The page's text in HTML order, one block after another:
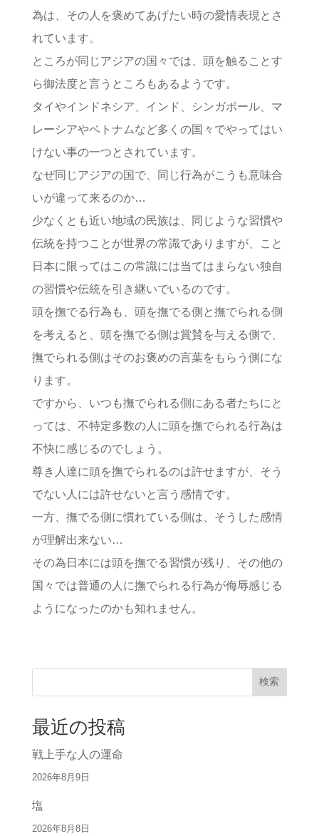
為は、その人を褒めてあげたい時の愛情表現とさ
れています。
ところが同じアジアの国々では、頭を触ることす
ら御法度と言うところもあるようです。
タイやインドネシア、インド、シンガポール、マ
レーシアやベトナムなど多くの国々でやってはい
けない事の一つとされています。
なぜ同じアジアの国で、同じ行為がこうも意味合
いが違って来るのか…
少なくとも近い地域の民族は、同じような習慣や
伝統を持つことが世界の常識でありますが、こと
日本に限ってはこの常識には当てはまらない独自
の習慣や伝統を引き継いでいるのです。
頭を撫でる行為も、頭を撫でる側と撫でられる側
を考えると、頭を撫でる側は賞賛を与える側で、
撫でられる側はそのお褒めの言葉をもらう側にな
ります。
ですから、いつも撫でられる側にある者たちにと
っては、不特定多数の人に頭を撫でられる行為は
不快に感じるのでしょう。
尊き人達に頭を撫でられるのは許せますが、そう
でない人には許せないと言う感情です。
一方、撫でる側に慣れている側は、そうした感情
が理解出来ない…
その為日本には頭を撫でる習慣が残り、その他の
国々では普通の人に撫でられる行為が侮辱感じる
ようになったのかも知れません。
検索
最近の投稿
戦上手な人の運命
2026年8月9日
塩
2026年8月8日